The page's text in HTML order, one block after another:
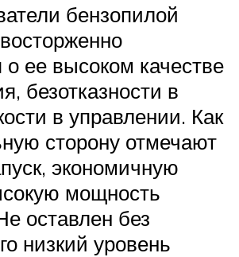
бензопилой
ее высоком качестве
безотказности в
в управлении. Как
сторону отмечают
экономичную
мощность
оставлен без
низкий уровень